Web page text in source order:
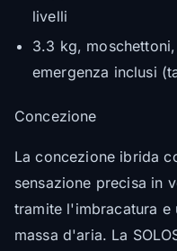
livelli
3.3 kg,
emergenza inclusi
Concezione
La concezione ibrida
sensazione precisa in
tramite l'imbracatura e
massa d'aria. La